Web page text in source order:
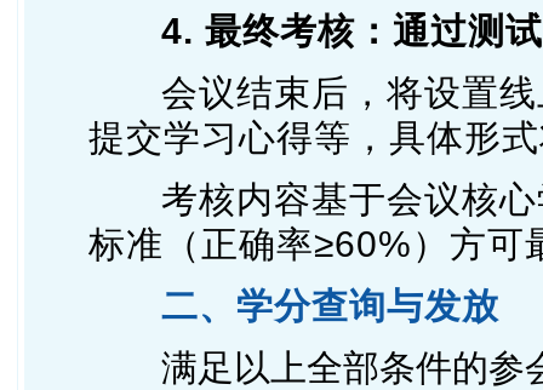
4. 最终考核：通过测试
会议结束后，将设置
提交学习心得等，具体形
考核内容基于会议核
标准（正确率≥60%）方可
二、学分查询与发放
满足以上全部条件的参